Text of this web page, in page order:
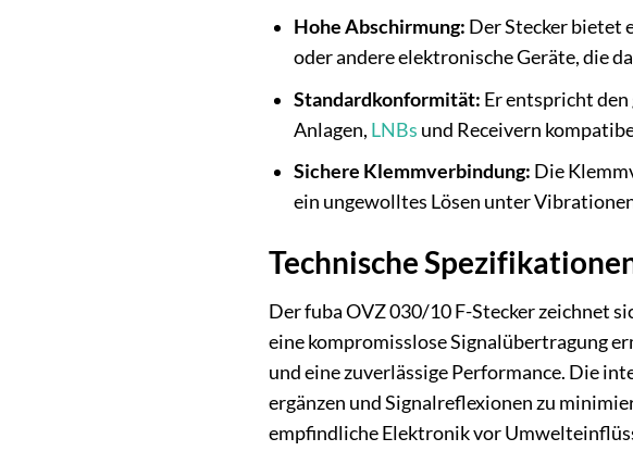
Hohe Abschirmung: Der Stecker bietet
oder andere elektronische Geräte, die
Standardkonformität: Er entspricht
Anlagen, LNBs und Receivern
Sichere Klemmverbindung: Die
ein ungewolltes Lösen unter
Technische
Der fuba OVZ 030/10 F-Stecker zeichnet
eine kompromisslose Signalübertragung
und eine zuverlässige Performance. Die
ergänzen und Signalreflexionen zu
empfindliche Elektronik vor